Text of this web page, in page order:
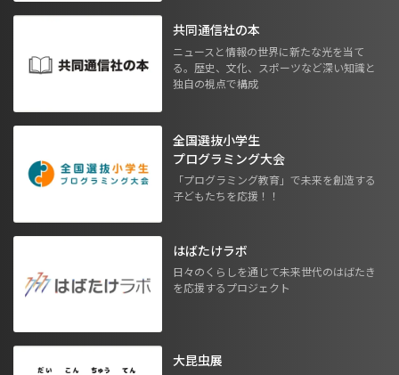
共同通信社の本
ニュースと情報の世界に新たな光を当て
る。歴史、文化、スポーツなど深い知識と
独自の視点で構成
全国選抜小学生
プログラミング大会
「プログラミング教育」で未来を創造する
子どもたちを応援！！
はばたけラボ
日々のくらしを通じて未来世代のはばたき
を応援するプロジェクト
大昆虫展